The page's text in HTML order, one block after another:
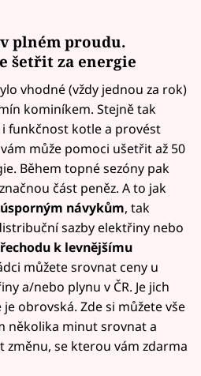
plném proudu.
šetřit za energie
vhodné (vždy jednou za rok)
kominíkem. Stejně tak
funkčnost kotle a provést
může pomoci ušetřit až 50
Během topné sezóny pak
část peněz. A to jak
úsporným návykům, tak
sazby elektřiny nebo
k levnějšímu
můžete srovnat ceny u
a/nebo plynu v ČR. Je jich
obrovská. Zde si můžete vše
několika minut srovnat a
se kterou vám zdarma